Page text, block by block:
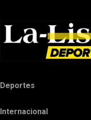
Deportes
Internacional